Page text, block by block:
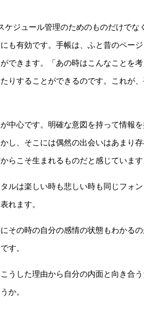
ジュール管理のためのものだけでな
も有効です。手帳は、ふと昔のペー
できます。「あの時はこんなことを
りすることができるのです。これが、
中心です。明確な意図を持って情報
し、そこには偶然の出会いはあまり存
らこそ生まれるものだと感じています
ルは楽しい時も悲しい時も同じフォン
れます。
その時の自分の感情の状態もわかる
す。
うした理由から自分の内面と向き合
か。